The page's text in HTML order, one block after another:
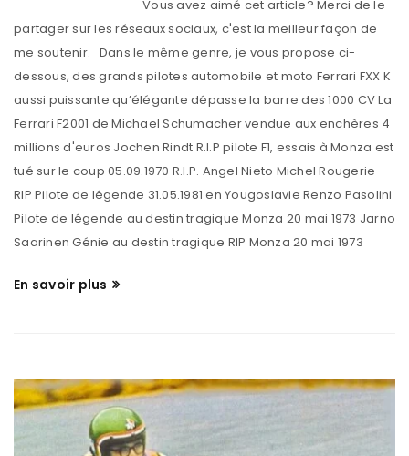
------------------- Vous avez aimé cet article? Merci de le
partager sur les réseaux sociaux, c'est la meilleur façon de
me soutenir. Dans le même genre, je vous propose ci-
dessous, des grands pilotes automobile et moto Ferrari FXX K
aussi puissante qu’élégante dépasse la barre des 1000 CV La
Ferrari F2001 de Michael Schumacher vendue aux enchères 4
millions d'euros Jochen Rindt R.I.P pilote F1, essais à Monza est
tué sur le coup 05.09.1970 R.I.P. Angel Nieto Michel Rougerie
RIP Pilote de légende 31.05.1981 en Yougoslavie Renzo Pasolini
Pilote de légende au destin tragique Monza 20 mai 1973 Jarno
Saarinen Génie au destin tragique RIP Monza 20 mai 1973
En savoir plus